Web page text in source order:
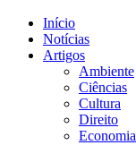
Início
Notícias
Artigos
Ambiente
Ciências
Cultura
Direito
Economia